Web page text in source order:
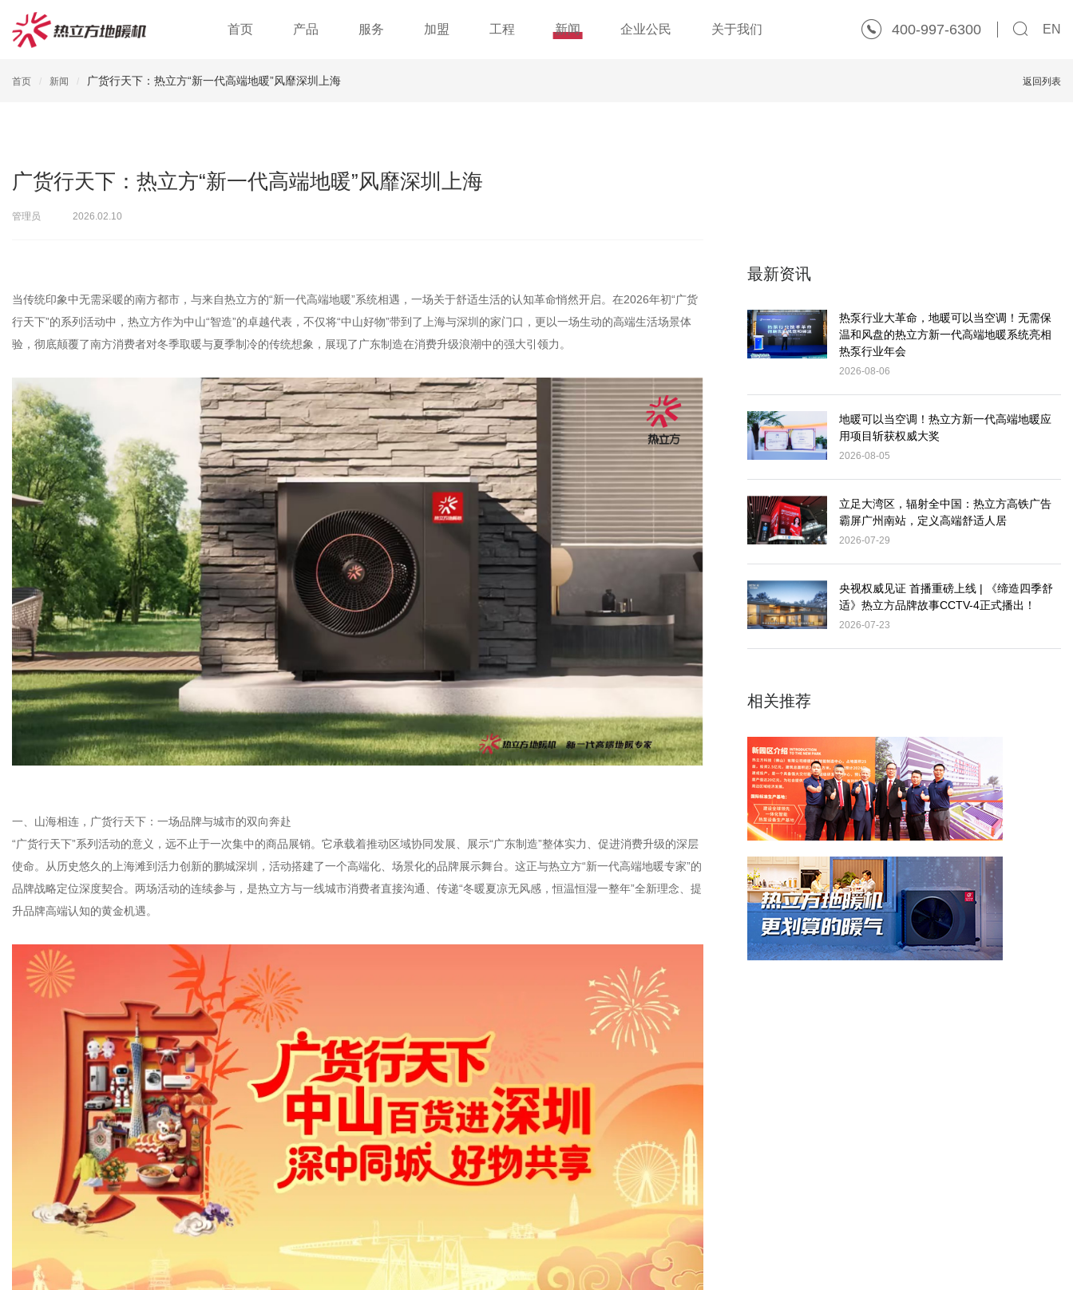
首页 产品 服务 加盟 工程 新闻 企业公民 关于我们 400-997-6300 EN
首页 新闻 广货行天下：热立方“新一代高端地暖”风靡深圳上海 返回列表
广货行天下：热立方“新一代高端地暖”风靡深圳上海
管理员 2026.02.10
当传统印象中无需采暖的南方都市，与来自热立方的“新一代高端地暖”系统相遇，一场关于舒适生活的认知革命悄然开启。在2026年初“广货
行天下”的系列活动中，热立方作为中山“智造”的卓越代表，不仅将“中山好物”带到了上海与深圳的家门口，更以一场生动的高端生活场景体
验，彻底颠覆了南方消费者对冬季取暖与夏季制冷的传统想象，展现了广东制造在消费升级浪潮中的强大引领力。
一、山海相连，广货行天下：一场品牌与城市的双向奔赴
“广货行天下”系列活动的意义，远不止于一次集中的商品展销。它承载着推动区域协同发展、展示“广东制造”整体实力、促进消费升级的深层
使命。从历史悠久的上海滩到活力创新的鹏城深圳，活动搭建了一个高端化、场景化的品牌展示舞台。这正与热立方“新一代高端地暖专家”的
品牌战略定位深度契合。两场活动的连续参与，是热立方与一线城市消费者直接沟通、传递“冬暖夏凉无风感，恒温恒湿一整年”全新理念、提
升品牌高端认知的黄金机遇。
最新资讯
热泵行业大革命，地暖可以当空调！无需保
温和风盘的热立方新一代高端地暖系统亮相
热泵行业年会
2026-08-06
地暖可以当空调！热立方新一代高端地暖应
用项目斩获权威大奖
2026-08-05
立足大湾区，辐射全中国：热立方高铁广告
霸屏广州南站，定义高端舒适人居
2026-07-29
央视权威见证 首播重磅上线 | 《缔造四季舒
适》热立方品牌故事CCTV-4正式播出！
2026-07-23
相关推荐